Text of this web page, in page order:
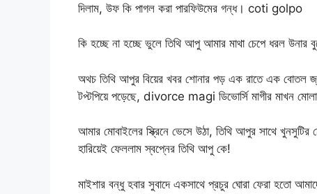
দিলাম, উফ কি পাগল করা পারফিউমের গন্ধ। coti golpo
কি হচ্ছে না হচ্ছে ভুলে তিথি আপু আমার মাথা চেপে ধরল
অথচ তিথি আপুর বিয়ের খবর শোনার পড় এক রাতে এক বোতল জ্যাক
টপ্টপিয়ে পড়েছে, divorce magi ডিভোর্সি মাগীর মাখন
আমার মোবাইলের স্ক্রিনে ভেসে উঠা, তিথি আপুর সাথে
হারিয়েই ফেললাম স্বপ্নের তিথি আপু কে!
মাইশার বন্ধু হবার সুবাদে একসাথে প্রচুর ঘোরা ফেরা হতো